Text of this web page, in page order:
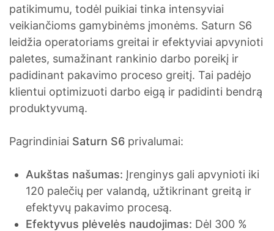
patikimumu, todėl puikiai tinka intensyviai
veikiančioms gamybinėms įmonėms. Saturn S6
leidžia operatoriams greitai ir efektyviai apvynioti
paletes, sumažinant rankinio darbo poreikį ir
padidinant pakavimo proceso greitį. Tai padėjo
klientui optimizuoti darbo eigą ir padidinti bendrą
produktyvumą.
Pagrindiniai Saturn S6 privalumai:
Aukštas našumas: Įrenginys gali apvynioti iki
120 palečių per valandą, užtikrinant greitą ir
efektyvų pakavimo procesą.
Efektyvus plėvelės naudojimas: Dėl 300 %